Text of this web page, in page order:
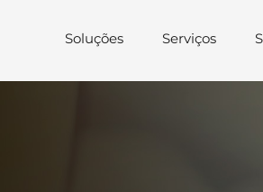
Soluções Serviços